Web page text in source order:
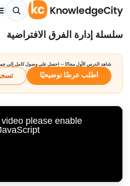
سلسلة إدارة الفرق الافتراضية
شاهد الدرس الأول مجانًا — احصل على وصول كامل إلى جميع
اطلب عرضًا توضيحيًا
please enable